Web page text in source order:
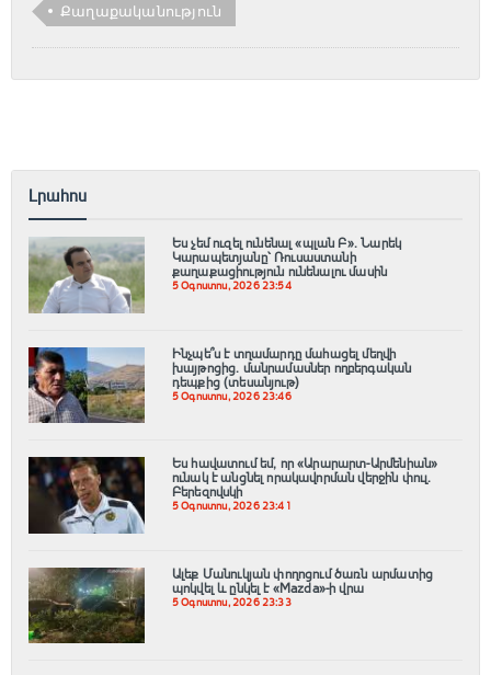
Քաղաքականություն
Լրահոս
Ես չեմ ուզել ունենալ «պլան Բ»․ Նարեկ
Կարապետյանը՝ Ռուսաստանի
քաղաքացիություն ունենալու մասին
5 Օգոստոս, 2026 23:54
Ինչպե՞ս է տղամարդը մահացել մեղվի
խայթոցից. մանրամասներ ողբերգական
դեպքից (տեսանյութ)
5 Օգոստոս, 2026 23:46
Ես հավատում եմ, որ «Արարարտ-Արմենիան»
ունակ է անցնել որակավորման վերջին փուլ.
Բերեզովսկի
5 Օգոստոս, 2026 23:41
Ալեք Մանուկյան փողոցում ծառն արմատից
պոկվել և ընկել է «Mazda»-ի վրա
5 Օգոստոս, 2026 23:33